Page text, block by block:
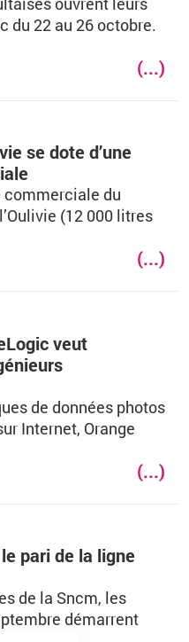
du 22 au 26 octobre.
(...)
se dote d’une
du
(12 000 litres
(...)
veut
de données photos
Internet, Orange
(...)
pari de la ligne
de la Sncm, les
démarrent